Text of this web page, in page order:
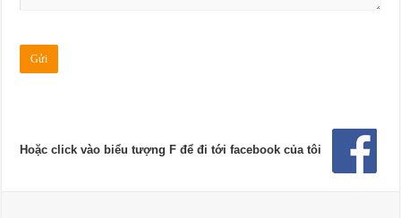
Hoặc click vào biểu tượng F để đi tới facebook của tôi